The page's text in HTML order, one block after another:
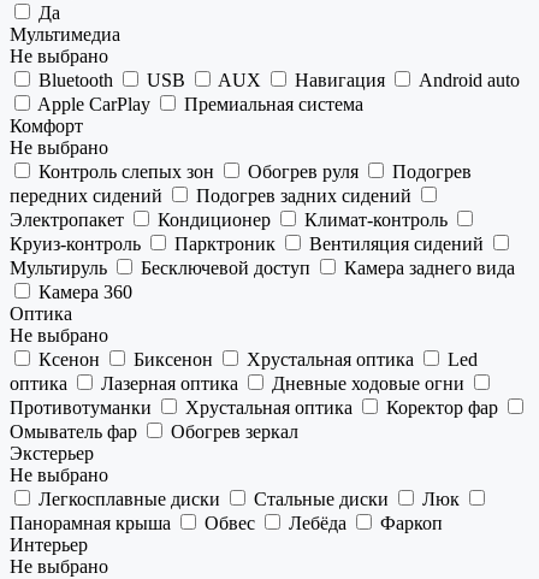
Да
Мультимедиа
Не выбрано
Bluetooth
USB AUX Навигация
Android auto
Apple CarPlay
Премиальная система
Комфорт
Не выбрано
Контроль слепых зон
Обогрев руля
Подогрев
передних сидений
Подогрев задних сидений
Электропакет
Кондиционер
Климат-контроль
Круиз-контроль
Парктроник
Вентиляция сидений
Мультируль
Бесключевой доступ
Камера заднего вида
Камера 360
Оптика
Не выбрано
Ксенон
Биксенон Хрустальная оптика
Led
оптика
Лазерная оптика
Дневные ходовые огни
Противотуманки
Хрустальная оптика
Коректор фар
Омыватель фар
Обогрев зеркал
Экстерьер
Не выбрано
Легкосплавные диски
Стальные диски
Люк
Панорамная крыша
Обвес Лебёда
Фаркоп
Интерьер
Не выбрано